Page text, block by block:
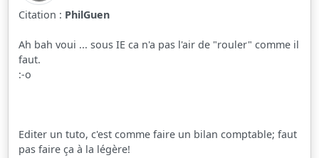
Citation : PhilGuen
Ah bah voui ... sous IE ca n'a pas l'air de "rouler" comme il
faut.
:-o
Editer un tuto, c'est comme faire un bilan comptable; faut
pas faire ça à la légère!